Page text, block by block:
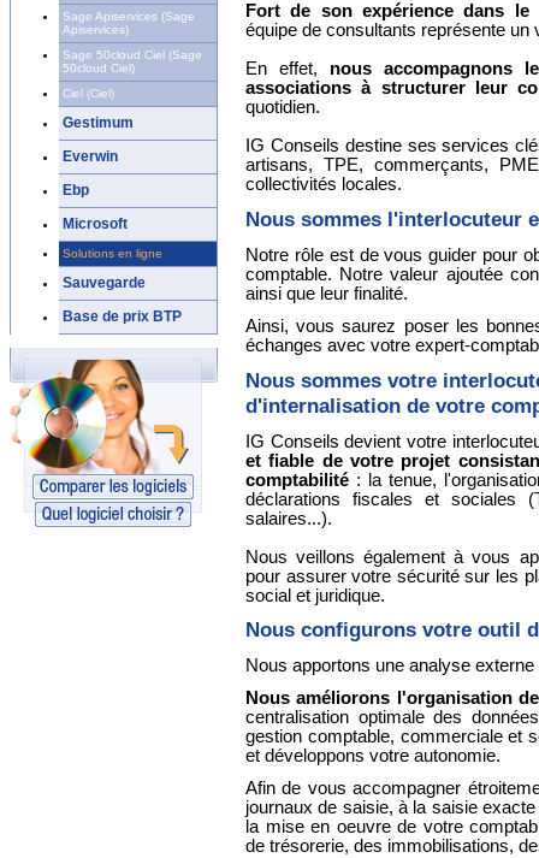
Sage Apiservices (Sage
Apiservices)
Sage 50cloud Ciel (Sage
50cloud Ciel)
Ciel (Ciel)
Gestimum
Everwin
Ebp
Microsoft
Solutions en ligne
Sauvegarde
Base de prix BTP
Fort de son expérience dans
équipe de consultants représente un
En effet, nous accompagnons
associations à structurer leur
quotidien.
IG Conseils destine ses services
artisans, TPE, commerçants,
collectivités locales.
Nous sommes l'interlocuteur
Notre rôle est de vous guider pour
comptable. Notre valeur ajoutée
ainsi que leur finalité.
Ainsi, vous saurez poser les
échanges avec votre expert-
Nous sommes votre
d'internalisation de votre
IG Conseils devient votre
et fiable de votre projet
comptabilité : la tenue,
déclarations fiscales et sociales
salaires...).
Nous veillons également à vous
pour assurer votre sécurité sur les
social et juridique.
Nous configurons votre outil
Nous apportons une analyse
Nous améliorons l'organisation
centralisation optimale des
gestion comptable, commerciale et
et développons votre autonomie.
Afin de vous accompagner
journaux de saisie, à la saisie
la mise en oeuvre de votre
de trésorerie, des immobilisations,